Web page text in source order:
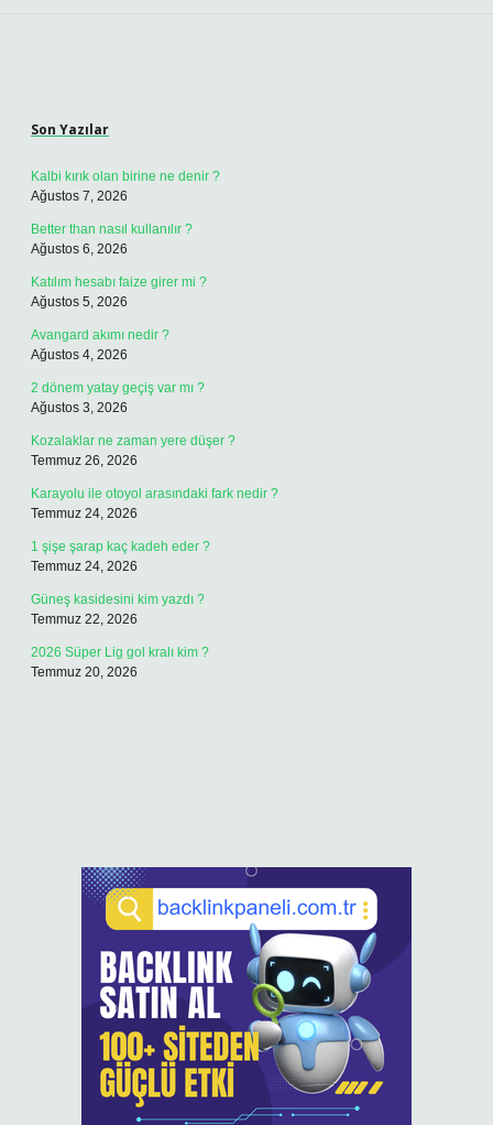
Son Yazılar
Kalbi kırık olan birine ne denir ?
Ağustos 7, 2026
Better than nasıl kullanılır ?
Ağustos 6, 2026
Katılım hesabı faize girer mi ?
Ağustos 5, 2026
Avangard akımı nedir ?
Ağustos 4, 2026
2 dönem yatay geçiş var mı ?
Ağustos 3, 2026
Kozalaklar ne zaman yere düşer ?
Temmuz 26, 2026
Karayolu ile otoyol arasındaki fark nedir ?
Temmuz 24, 2026
1 şişe şarap kaç kadeh eder ?
Temmuz 24, 2026
Güneş kasidesini kim yazdı ?
Temmuz 22, 2026
2026 Süper Lig gol kralı kim ?
Temmuz 20, 2026